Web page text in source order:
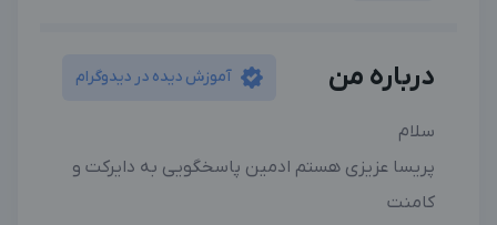
درباره من آموزش دیده در دیدوگرام
سلام
پریسا عزیزی هستم ادمین پاسخگویی به دایرکت و
کامنت